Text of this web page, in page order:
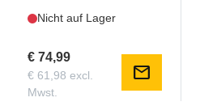
Nicht auf Lager
€ 74,99
€ 61,98 excl.
Mwst.
mail